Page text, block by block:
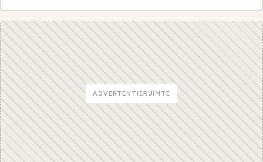
ADVERTENTIERUIMTE